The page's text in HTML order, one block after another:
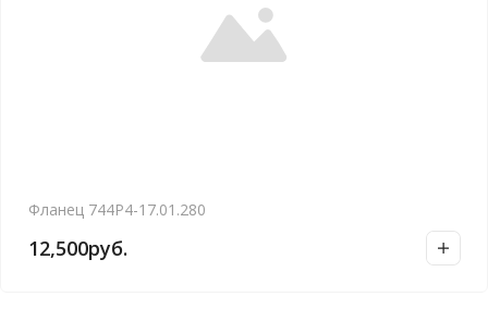
Фланец 744Р4-17.01.280
12,500руб.